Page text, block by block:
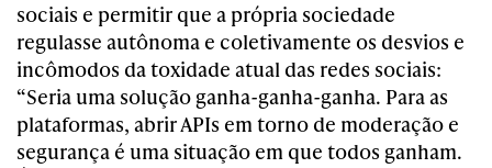
sociais e permitir que a própria sociedade
regulasse autônoma e coletivamente os desvios e
incômodos da toxidade atual das redes sociais:
“Seria uma solução ganha-ganha-ganha. Para as
plataformas, abrir APIs em torno de moderação e
segurança é uma situação em que todos ganham.